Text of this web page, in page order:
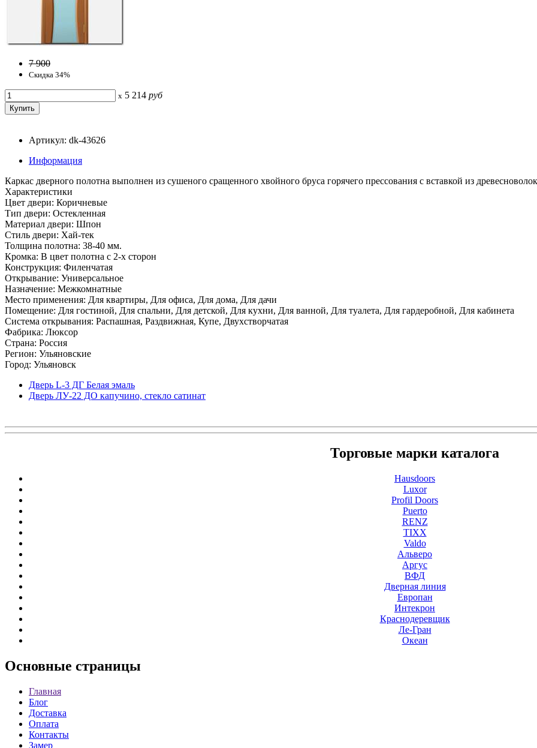
7 900
Скидка 34%
x 5 214 руб
Артикул: dk-43626
Информация
Каркас дверного полотна выполнен из сушеного сращенного хвойного бруса горячего прессования с вставкой из
Характеристики
Цвет двери: Коричневые
Тип двери: Остекленная
Материал двери: Шпон
Стиль двери: Хай-тек
Толщина полотна: 38-40 мм.
Кромка: В цвет полотна с 2-х сторон
Конструкция: Филенчатая
Открывание: Универсальное
Назначение: Межкомнатные
Место применения: Для квартиры, Для офиса, Для дома, Для дачи
Помещение: Для гостиной, Для спальни, Для детской, Для кухни, Для ванной, Для туалета, Для гардеробной, Для кабинета
Система открывания: Распашная, Раздвижная, Купе, Двухстворчатая
Фабрика: Люксор
Страна: Россия
Регион: Ульяновские
Город: Ульяновск
Дверь L-3 ДГ Белая эмаль
Дверь ЛУ-22 ДО капучино, стекло сатинат
Торговые марки каталога
Hausdoors
Luxor
Profil Doors
Puerto
RENZ
TIXX
Valdo
Альверо
Аргус
ВФД
Дверная линия
Европан
Интекрон
Краснодеревщик
Ле-Гран
Океан
Основные страницы
Главная
Блог
Доставка
Оплата
Контакты
Замер